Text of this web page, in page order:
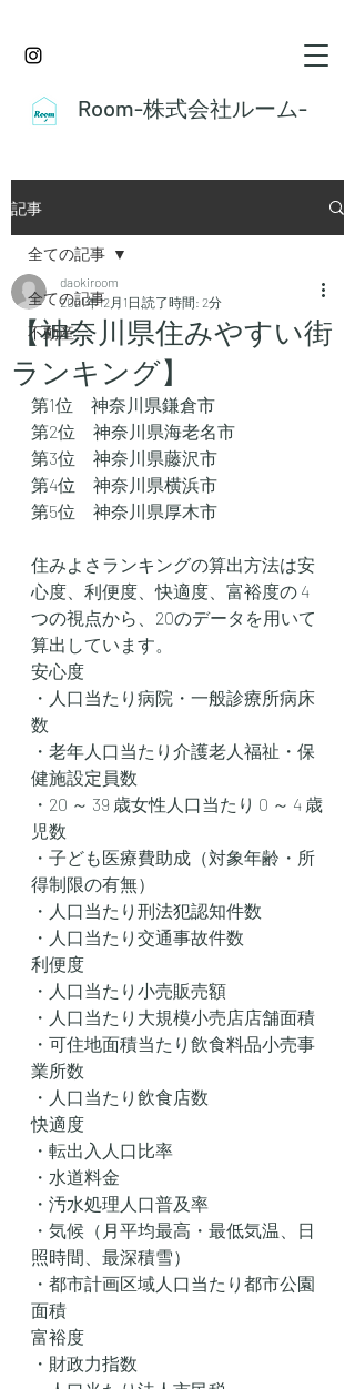
Room-株式会社ルーム-
記事
全ての記事
不動産
全ての記事
【神奈川県住みやすい街
ランキング】
daokiroom
2021年12月1日 読了時間: 2分
第1位　神奈川県鎌倉市
第2位　神奈川県海老名市
第3位　神奈川県藤沢市
第4位　神奈川県横浜市
第5位　神奈川県厚木市
住みよさランキングの算出方法は安
心度、利便度、快適度、富裕度の 4
つの視点から、20のデータを用いて
算出しています。
安心度
・人口当たり病院・一般診療所病床
数
・老年人口当たり介護老人福祉・保
健施設定員数
・20 ～ 39 歳女性人口当たり 0 ～ 4 歳
児数
・子ども医療費助成（対象年齢・所
得制限の有無）
・人口当たり刑法犯認知件数
・人口当たり交通事故件数
利便度
・人口当たり小売販売額
・人口当たり大規模小売店店舗面積
・可住地面積当たり飲食料品小売事
業所数
・人口当たり飲食店数
快適度
・転出入人口比率
・水道料金
・汚水処理人口普及率
・気候（月平均最高・最低気温、日
照時間、最深積雪）
・都市計画区域人口当たり都市公園
面積
富裕度
・財政力指数